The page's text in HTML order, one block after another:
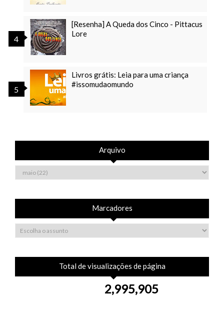
[Resenha] A Queda dos Cinco - Pittacus
Lore
Livros grátis: Leia para uma criança
#issomudaomundo
Arquivo
Marcadores
Total de visualizações de página
2,995,905